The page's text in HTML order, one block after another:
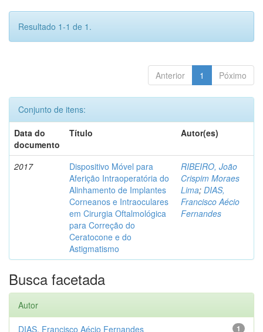
Resultado 1-1 de 1.
Anterior 1 Póximo
Conjunto de itens:
Data do
documento
Título Autor(es)
2017
Dispositivo Móvel para
Aferição Intraoperatória do
Alinhamento de Implantes
Corneanos e Intraoculares
em Cirurgia Oftalmológica
para Correção do
Ceratocone e do
Astigmatismo
RIBEIRO, João
Crispim Moraes
Lima; DIAS,
Francisco Aécio
Fernandes
Busca facetada
Autor
1
DIAS, Francisco Aécio Fernandes